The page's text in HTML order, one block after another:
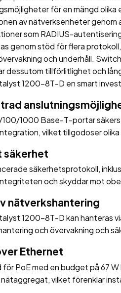
för en mängd
av nätverksenheter genom
som RADIUS-
genom stöd för flera protokoll,
och underhåll.
dessutom tillförlitlighet och
1200-8T-D en smart
100/1000 Base-T-portar
vilket tillgodoser
säkerhet
säkerhetsprotokoll,
och skyddar mot
nätverkshantering
1200-8T-D kan hanteras
och övervakning och
Ethernet
för PoE med en budget på 67
vilket förenklar